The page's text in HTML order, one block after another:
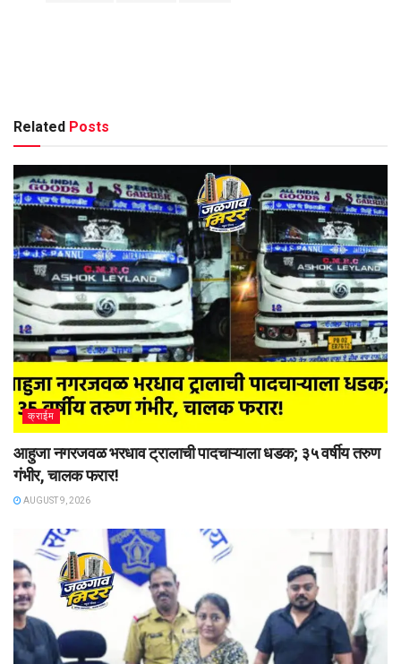
Related Posts
क्राईम
आहुजा नगरजवळ भरधाव ट्रालाची पादचाऱ्याला धडक; ३५ वर्षीय तरुण
गंभीर, चालक फरार!
AUGUST 9, 2026